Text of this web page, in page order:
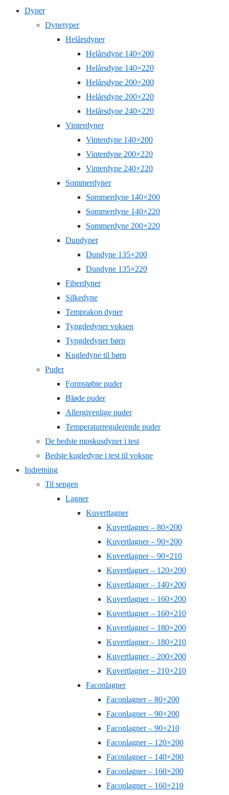
Dyner
Dynetyper
Helårsdyner
Helårsdyne 140×200
Helårsdyne 140×220
Helårsdyne 200×200
Helårsdyne 200×220
Helårsdyne 240×220
Vinterdyner
Vinterdyne 140×200
Vinterdyne 200×220
Vinterdyne 240×220
Sommerdyner
Sommerdyne 140×200
Sommerdyne 140×220
Sommerdyne 200×220
Dundyner
Dundyne 135×200
Dundyne 135×220
Fiberdyner
Silkedyne
Temprakon dyner
Tyngdedyner voksen
Tyngdedyner børn
Kugledyne til børn
Puder
Formstøbte puder
Bløde puder
Allergivenlige puder
Temperaturregulerende puder
De bedste moskusdyner i test
Bedste kugledyne i test til voksne
Indretning
Til sengen
Lagner
Kuvertlagner
Kuvertlagner – 80×200
Kuvertlagner – 90×200
Kuvertlagner – 90×210
Kuvertlagner – 120×200
Kuvertlagner – 140×200
Kuvertlagner – 160×200
Kuvertlagner – 160×210
Kuvertlagner – 180×200
Kuvertlagner – 180×210
Kuvertlagner – 200×200
Kuvertlagner – 210×210
Faconlagner
Faconlagner – 80×200
Faconlagner – 90×200
Faconlagner – 90×210
Faconlagner – 120×200
Faconlagner – 140×200
Faconlagner – 160×200
Faconlagner – 160×210